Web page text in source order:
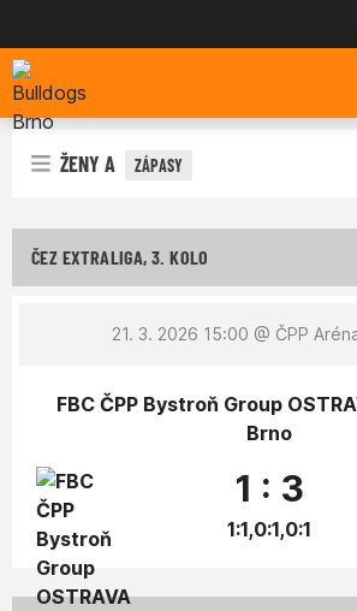
Bulldogs Brno
ŽENY A ZÁPASY
ČEZ EXTRALIGA, 3. KOLO
21. 3. 2026 15:00 @ ČPP
FBC ČPP Bystroň Group
Brno
1 : 3
1:1,0:1,0:1